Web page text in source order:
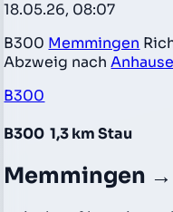
18.05.26, 08:07
B300 Memmingen
Abzweig nach
B300
B300 1,3 km Stau
Memmingen